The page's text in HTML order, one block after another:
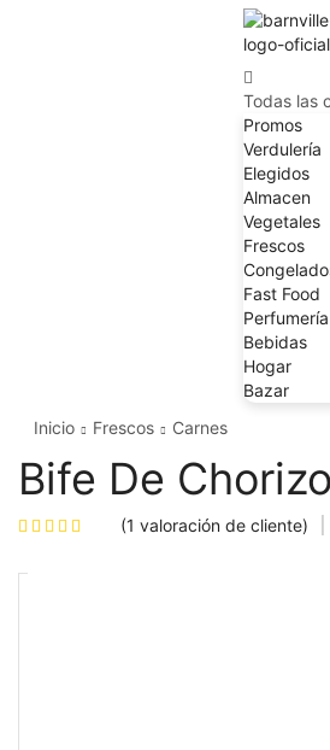
Todas las
Promos
Verdulería
Elegidos
Almacen
Vegetales
Frescos
Fast Food
Perfumería
Bebidas
Hogar
Bazar
Inicio Frescos Carnes
Bife De
(1 valoración de cliente)